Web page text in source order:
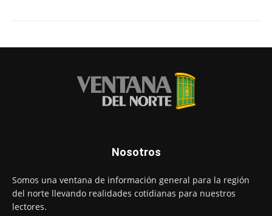
Nosotros
Somos una ventana de información general para la región
del norte llevando realidades cotidianas para nuestros
lectores.